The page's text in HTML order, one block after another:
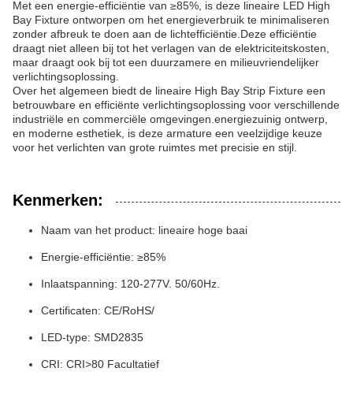
Met een energie-efficiëntie van ≥85%, is deze lineaire LED High
Bay Fixture ontworpen om het energieverbruik te minimaliseren
zonder afbreuk te doen aan de lichtefficiëntie.Deze efficiëntie
draagt niet alleen bij tot het verlagen van de elektriciteitskosten,
maar draagt ook bij tot een duurzamere en milieuvriendelijker
verlichtingsoplossing.
Over het algemeen biedt de lineaire High Bay Strip Fixture een
betrouwbare en efficiënte verlichtingsoplossing voor verschillende
industriële en commerciële omgevingen.energiezuinig ontwerp,
en moderne esthetiek, is deze armature een veelzijdige keuze
voor het verlichten van grote ruimtes met precisie en stijl.
Kenmerken:
Naam van het product: lineaire hoge baai
Energie-efficiëntie: ≥85%
Inlaatspanning: 120-277V. 50/60Hz.
Certificaten: CE/RoHS/
LED-type: SMD2835
CRI: CRI>80 Facultatief